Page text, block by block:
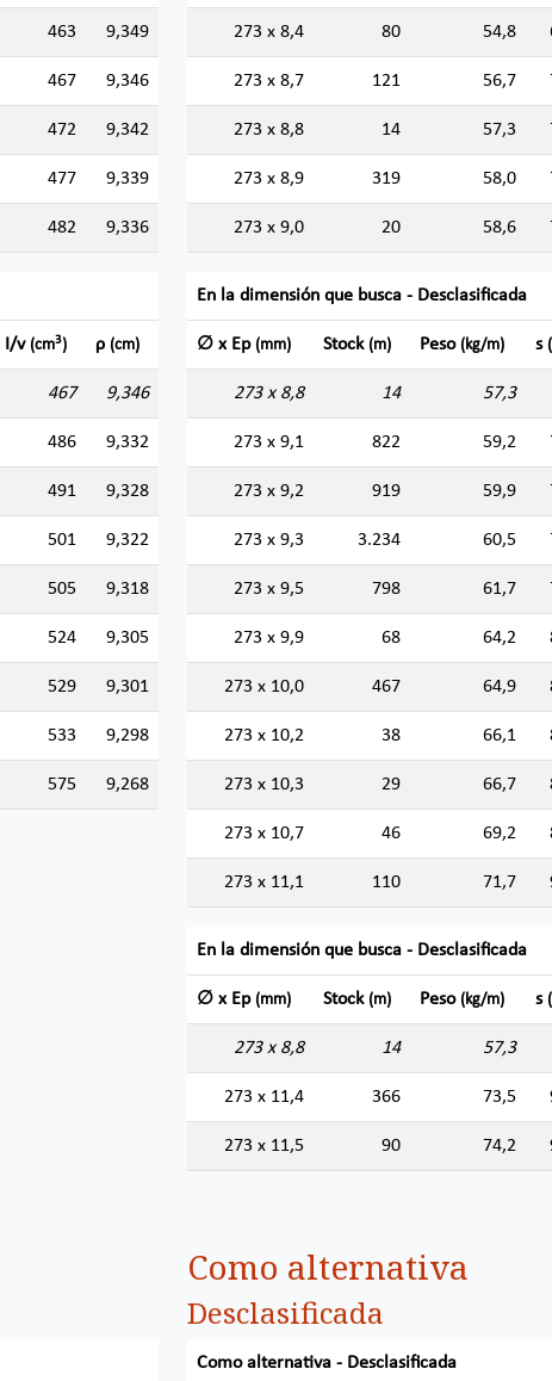
463 9,349
467 9,346
472 9,342
477 9,339
482 9,336
I/v (cm3) ρ (cm)
467 9,346
486 9,332
491 9,328
501 9,322
505 9,318
524 9,305
529 9,301
533 9,298
575 9,268
273 x 8,4 80 54,8
273 x 8,7 121 56,7
273 x 8,8 14 57,3
273 x 8,9 319 58,0
273 x 9,0 20 58,6
En la dimensión que busca - Desclasificada
∅ x Ep (mm) Stock (m) Peso (kg/m) s
273 x 8,8 14 57,3
273 x 9,1 822 59,2
273 x 9,2 919 59,9
273 x 9,3 3.234 60,5
273 x 9,5 798 61,7
273 x 9,9 68 64,2
273 x 10,0 467 64,9
273 x 10,2 38 66,1
273 x 10,3 29 66,7
273 x 10,7 46 69,2
273 x 11,1 110 71,7
En la dimensión que busca - Desclasificada
∅ x Ep (mm) Stock (m) Peso (kg/m) s
273 x 8,8 14 57,3
273 x 11,4 366 73,5
273 x 11,5 90 74,2
Como alternativa
Desclasificada
Como alternativa - Desclasificada